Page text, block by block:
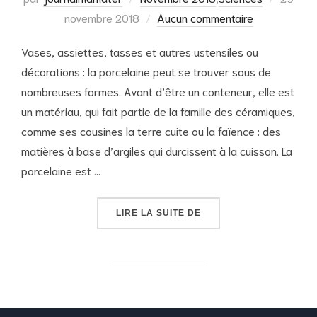
novembre 2018
Aucun commentaire
Vases, assiettes, tasses et autres ustensiles ou
décorations : la porcelaine peut se trouver sous de
nombreuses formes. Avant d’être un conteneur, elle est
un matériau, qui fait partie de la famille des céramiques,
comme ses cousines la terre cuite ou la faïence : des
matières à base d’argiles qui durcissent à la cuisson. La
porcelaine est …
LIRE LA SUITE DE